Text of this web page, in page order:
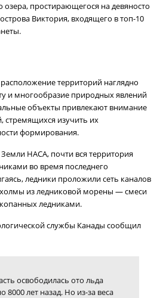
простирающегося на девяносто
Виктория, входящего в топ-10
территорий наглядно
и многообразие природных явлений
объекты привлекают внимание
стремящихся изучить их
формирования.
НАСА, почти вся территория
во время последнего
ледники проложили сеть каналов
из ледниковой морены — смеси
ледниками.
службы Канады сообщил
освободилась ото льда
8000 лет назад. Но из-за веса